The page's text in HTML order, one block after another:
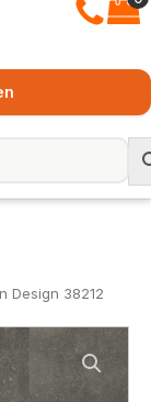
Design 38212